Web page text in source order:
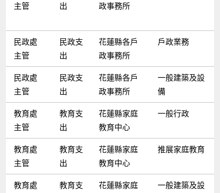
主管
出
政事務所
民政處
主管
民政支
出
花蓮縣各戶
政事務所
戶政業務
民政處
主管
民政支
出
花蓮縣各戶
政事務所
一般建築及設
備
教育處
主管
教育支
出
花蓮縣家庭
教育中心
一般行政
教育處
主管
教育支
出
花蓮縣家庭
教育中心
推展家庭教育
教育處
教育支
花蓮縣家庭
一般建築及設